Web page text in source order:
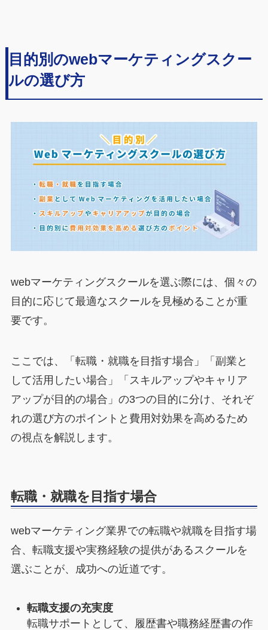
目的別のwebマーケティングスクー
ルの選び方
webマーケティングスクールを選ぶ際には、個々の
目的に応じて最適なスクールを見極めることが重
要です。
ここでは、「転職・就職を目指す場合」「副業と
して活用したい場合」「スキルアップやキャリア
アップが目的の場合」の3つの目的に分け、それぞ
れの選び方のポイントと費用対効果を高めるため
の視点を解説します。
転職・就職を目指す場合
webマーケティング業界での転職や就職を目指す場
合、転職支援や実務経験の提供があるスクールを
選ぶことが、成功への近道です。
転職支援の充実度
転職サポートとして、履歴書や職務経歴書の作